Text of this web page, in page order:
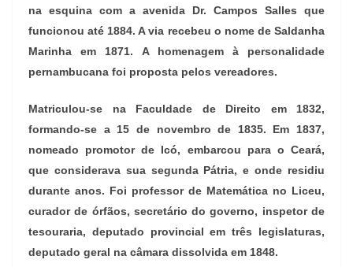
na esquina com a avenida Dr. Campos Salles que
funcionou até 1884. A via recebeu o nome de Saldanha
Marinha em 1871. A homenagem à personalidade
pernambucana foi proposta pelos vereadores.
Matriculou-se na Faculdade de Direito em 1832,
formando-se a 15 de novembro de 1835. Em 1837,
nomeado promotor de Icó, embarcou para o Ceará,
que considerava sua segunda Pátria, e onde residiu
durante anos. Foi professor de Matemática no Liceu,
curador de órfãos, secretário do governo, inspetor de
tesouraria, deputado provincial em três legislaturas,
deputado geral na câmara dissolvida em 1848.